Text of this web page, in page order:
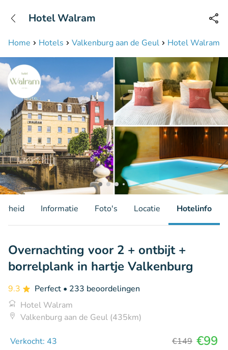
Bereikbaar tot 23:00 uur
Home Hotels Valkenburg aan de Geul Hotel Walram
Hotel Walram
Informatie Foto's Locatie Hotelinfo
Overnachting voor 2 + ontbijt +
borrelplank in hartje Valkenburg
9.3 Perfect • 233 beoordelingen
Hotel Walram
Valkenburg aan de Geul (435km)
Verkocht: 43 €149 €99